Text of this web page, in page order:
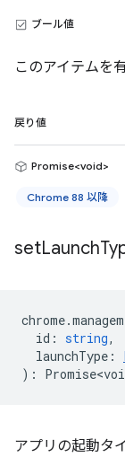
ブール値
このアイテムを
戻り値
Promise<void>
Chrome 88 以降
setLaunch
chrome.
id : string,
launchType :
) :
アプリの起動タ